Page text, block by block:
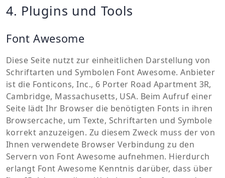
4. Plugins und Tools
Font Awesome
Diese Seite nutzt zur einheitlichen Darstellung von
Schriftarten und Symbolen Font Awesome. Anbieter
ist die Fonticons, Inc., 6 Porter Road Apartment 3R,
Cambridge, Massachusetts, USA. Beim Aufruf einer
Seite lädt Ihr Browser die benötigten Fonts in ihren
Browsercache, um Texte, Schriftarten und Symbole
korrekt anzuzeigen. Zu diesem Zweck muss der von
Ihnen verwendete Browser Verbindung zu den
Servern von Font Awesome aufnehmen. Hierdurch
erlangt Font Awesome Kenntnis darüber, dass über